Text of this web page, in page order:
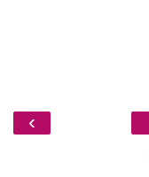
‹